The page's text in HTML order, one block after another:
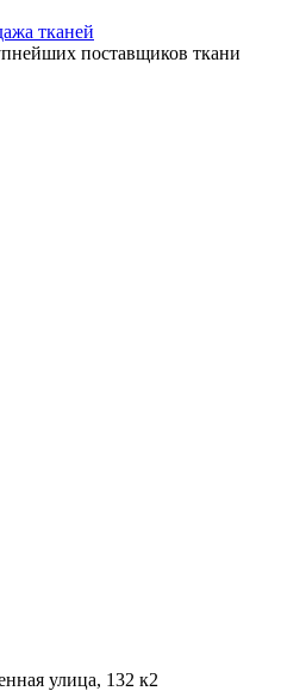
поставщиков ткани
улица, 132 к2